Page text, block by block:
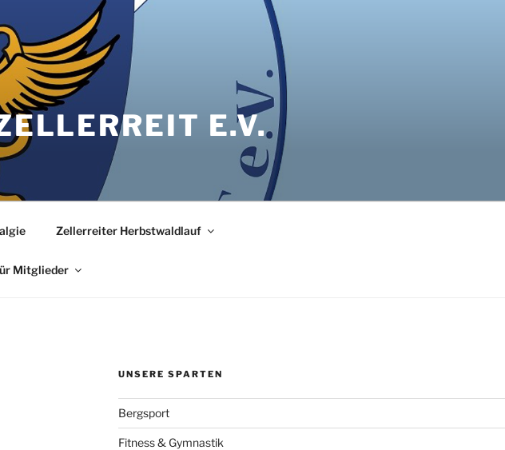
E.V.
Zellerreiter Herbstwaldlauf
Mitglieder
UNSERE SPARTEN
Bergsport
Fitness & Gymnastik